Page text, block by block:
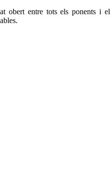
obert entre tots els ponents i el